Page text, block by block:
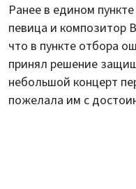
Ранее в едином
певица и композитор
что в пункте отбора
принял решение
небольшой концерт
пожелала им с